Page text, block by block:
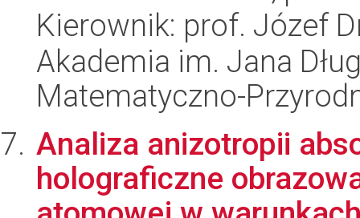
Kierownik: prof. Józef
Akademia im. Jana
Matematyczno-
Analiza anizotropii
holograficzne